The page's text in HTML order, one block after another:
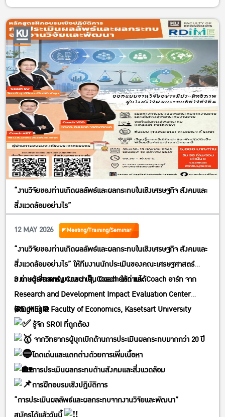
“งานวิจัยของท่านเกิดผลลัพธ์และผลกระทบในเชิงเศรษฐกิจ สังคมและ
สิ่งแวดล้อมอย่างไร”
12 MAY 2026
Meeting/Training/Seminar
“งานวิจัยของท่านเกิดผลลัพธ์และผลกระทบในเชิงเศรษฐกิจ สังคมและ
สิ่งแวดล้อมอย่างไร” ให้ทีมงานนักประเมินของคณะเศรษฐศาสตร์
ม.เกษตรศาสตร์ บางเขน เป็น Coach ให้ท่านได้
3 ท่านผู้เชี่ยวชาญ Coach สุ, Coach ยอด และ Coach อาร์ท จาก
Research and Development Impact Evaluation Center
(RDiME) @ Faculty of Economics, Kasetsart University
@highlight
รู้จัก SROI ที่ถูกต้อง
จากวิทยากรผู้บุกเบิกด้านการประเมินผลกระทบมากกว่า 20 ปี
โดดเด่นและแตกต่างด้วยการเพิ่มเนื้อหา
การประเมินผลกระทบด้านสังคมและสิ่งแวดล้อม
การฝึกอบรมเชิงปฎิบัติการ
“การประเมินผลลัพธ์และผลกระทบจากงานวิจัยและพัฒนา”